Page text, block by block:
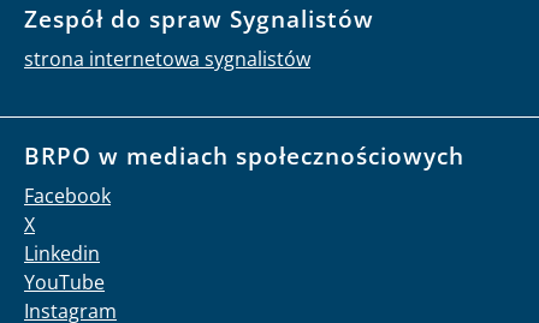
Zespół do spraw Sygnalistów
strona internetowa sygnalistów
BRPO w mediach społecznościowych
Facebook
X
Linkedin
YouTube
Instagram